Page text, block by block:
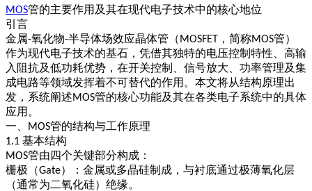
MOS管的主要作用及其在现代电子技术中的核心地位
引言
金属-氧化物-半导体场效应晶体管（ MOSFET ，简称MOS管）
作为现代电子技术的基石，凭借其独特的电压控制特性、高输
入阻抗及低功耗优势，在开关控制、信号放大、功率管理及集
成电路等领域发挥着不可替代的作用。本文将从结构原理出
发，系统阐述MOS管的核心功能及其在各类电子系统中的具体
应用。
一、
MOS管的结构与工作原理
1.1 基本结构
MOS管由四个关键部分构成：
栅极（Gate）
：金属或多晶硅制成，与衬底通过极薄氧化层
（通常为二氧化硅）绝缘。